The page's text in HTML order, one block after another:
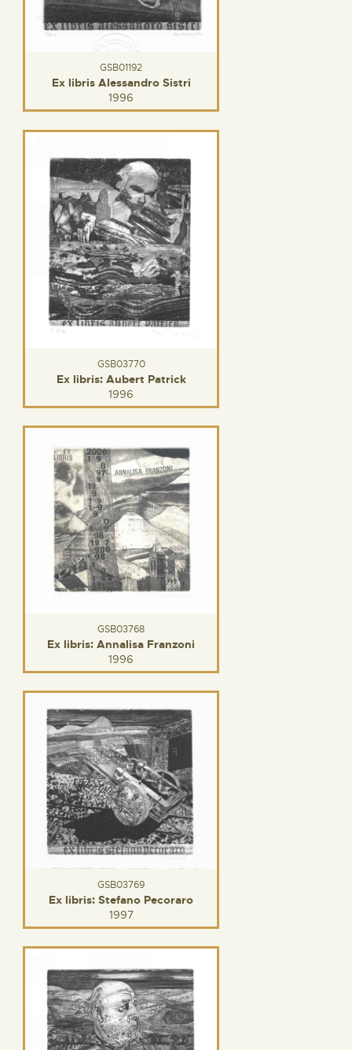
GSB01192
Ex libris Alessandro Sistri
1996
GSB03770
Ex libris: Aubert Patrick
1996
GSB03768
Ex libris: Annalisa Franzoni
1996
GSB03769
Ex libris: Stefano Pecoraro
1997